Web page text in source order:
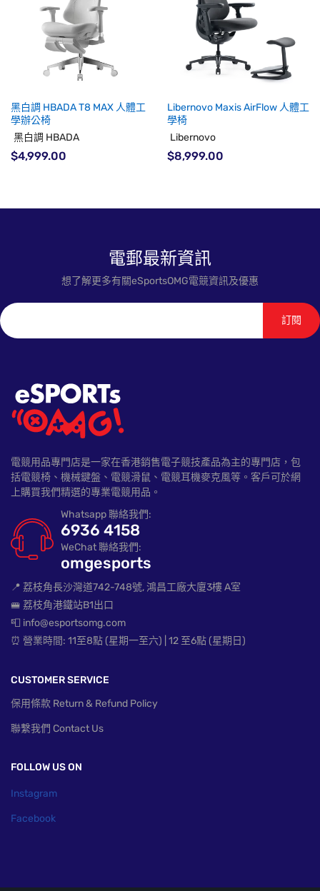
黑白調 HBADA T8 MAX 人體工
學辦公椅
黑白調 HBADA
$4,999.00
Libernovo Maxis AirFlow 人體工
學椅
Libernovo
$8,999.00
電郵最新資訊
想了解更多有關eSportsOMG電競資訊及優惠
訂閱
電競用品專門店是一家在香港銷售電子競技產品為主的專門店，包
括電競椅、機械鍵盤、電競滑鼠、電競耳機麥克風等。客戶可於網
上購買我們精選的專業電競用品。
Whatsapp 聯絡我們:
6936 4158
WeChat 聯絡我們:
omgesports
📍 荔枝角長沙灣道742-748號, 鴻昌工廠大廈3樓 A室
🚝 荔枝角港鐵站B1出口
📮 info@esportsomg.com
⏰ 營業時間: 11至8點 (星期一至六) | 12 至6點 (星期日)
CUSTOMER SERVICE
保用條款 Return & Refund Policy
聯繫我們 Contact Us
FOLLOW US ON
Instagram
Facebook